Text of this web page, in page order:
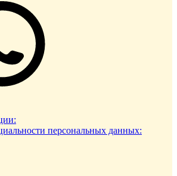
персональных данных: